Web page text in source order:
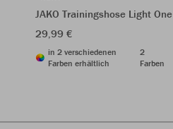
JAKO Trainingshose Light One
29,99 €
in 2 verschiedenen
Farben erhältlich
2
Farben